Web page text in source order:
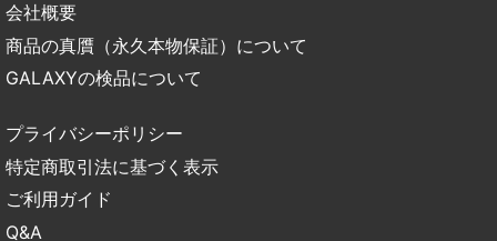
会社概要
商品の真贋（永久本物保証）について
GALAXYの検品について
プライバシーポリシー
特定商取引法に基づく表示
ご利用ガイド
Q&A